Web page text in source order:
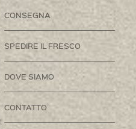
CONSEGNA
SPEDIRE IL FRESCO
DOVE SIAMO
CONTATTO